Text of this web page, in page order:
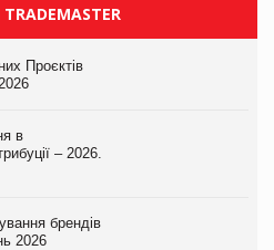
Проєктів
в
– 2026.
брендів
2026